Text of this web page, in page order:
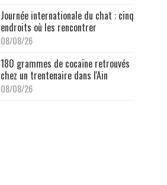
Journée internationale du chat : cinq
endroits où les rencontrer
08/08/26
180 grammes de cocaïne retrouvés
chez un trentenaire dans l'Ain
08/08/26